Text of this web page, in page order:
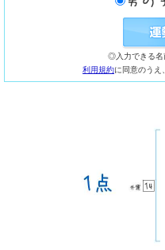
◎入力できる名
利用規約に同意のうえ